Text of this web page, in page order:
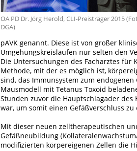
OA PD Dr. Jörg Herold, CLI-Preisträger 2015
DGA)
pAVK genannt. Diese ist von großer
Umgehungskreisläufen nur selten den
Die Untersuchungen des Facharztes
Methode, mit der es möglich ist,
sind, das Immunsystem zum
Mausmodell mit Tetanus Toxoid
Stunden zuvor die Hauptschlagader
war, um somit einen Gefäßverschluss zu
Mit dieser neuen zelltherapeutischen
Gefäßneubildung
modifizierten körpereigenen Zellen die